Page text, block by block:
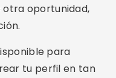
otra oportunidad,
para
tu perfil en tan